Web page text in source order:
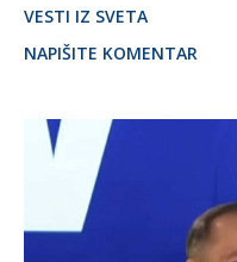
VESTI IZ SVETA
NAPIŠITE KOMENTAR